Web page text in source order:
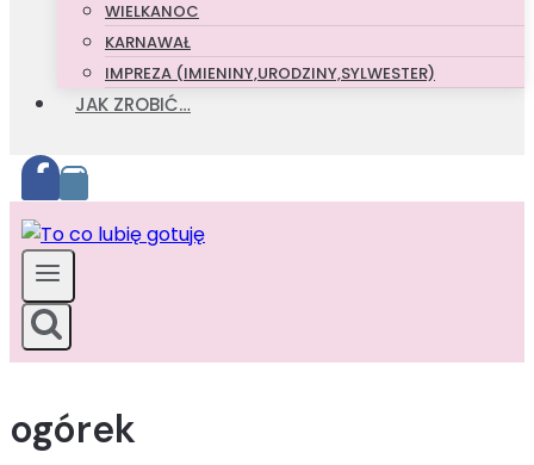
WIELKANOC
KARNAWAŁ
IMPREZA (IMIENINY,URODZINY,SYLWESTER)
JAK ZROBIĆ…
ogórek